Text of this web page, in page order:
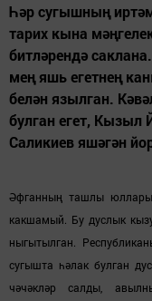
Һәр сугышның
тарих кына
битләрендә
мең яшь егетнең
белән язылган.
булган егет,
Саликиев яшәгән
Әфганның ташлы
какшамый. Бу дуслык
ныгытылган.
сугышта һәлак булган
чәчәкләр салды, авыл